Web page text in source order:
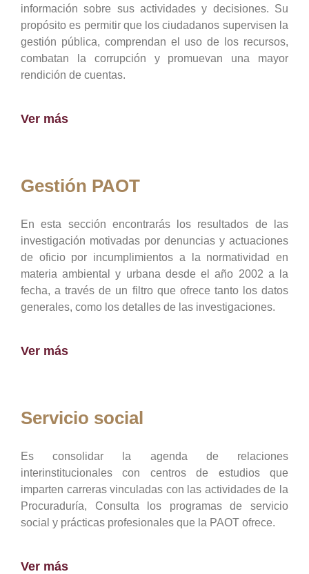
información sobre sus actividades y decisiones. Su
propósito es permitir que los ciudadanos supervisen la
gestión pública, comprendan el uso de los recursos,
combatan la corrupción y promuevan una mayor
rendición de cuentas.
Ver más
Gestión PAOT
En esta sección encontrarás los resultados de las
investigación motivadas por denuncias y actuaciones
de oficio por incumplimientos a la normatividad en
materia ambiental y urbana desde el año 2002 a la
fecha, a través de un filtro que ofrece tanto los datos
generales, como los detalles de las investigaciones.
Ver más
Servicio social
Es consolidar la agenda de relaciones
interinstitucionales con centros de estudios que
imparten carreras vinculadas con las actividades de la
Procuraduría, Consulta los programas de servicio
social y prácticas profesionales que la PAOT ofrece.
Ver más